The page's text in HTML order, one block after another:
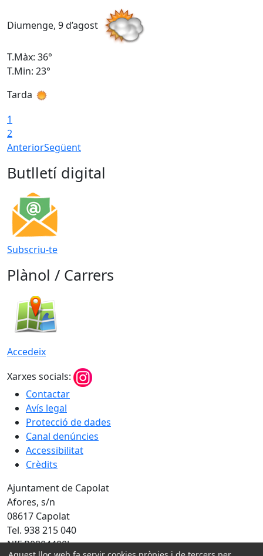
Diumenge, 9 d’agost
T.Màx: 36°
T.Min: 23°
Tarda
1
2
AnteriorSegüent
Butlletí digital
Subscriu-te
Plànol / Carrers
Accedeix
Xarxes socials:
Contactar
Avís legal
Protecció de dades
Canal denúncies
Accessibilitat
Crèdits
Ajuntament de Capolat
Afores, s/n
08617 Capolat
Tel. 938 215 040
NIF P0804400J